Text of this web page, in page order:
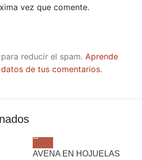
vez que comente.
reducir el spam. Aprende
de tus comentarios.
AVENA EN HOJUELAS